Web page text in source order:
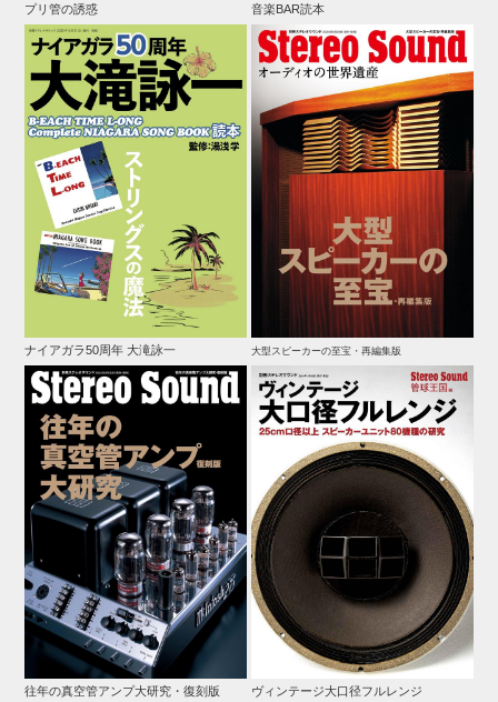
プリ管の誘惑 音楽BAR読本
ナイアガラ50周年 大滝詠一 大型スピーカーの至宝・再編集版
往年の真空管アンプ大研究・復刻版 ヴィンテージ大口径フルレンジ